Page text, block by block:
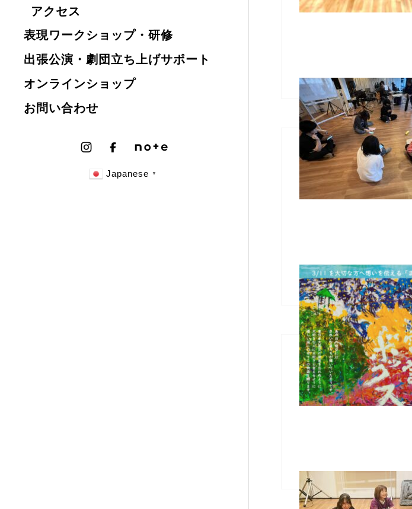
アクセス
表現ワークショップ・研修
出張公演・劇団立ち上げサポート
オンラインショップ
お問い合わせ
Japanese ▼